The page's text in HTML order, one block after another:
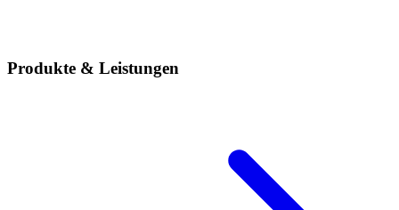
Produkte & Leistungen